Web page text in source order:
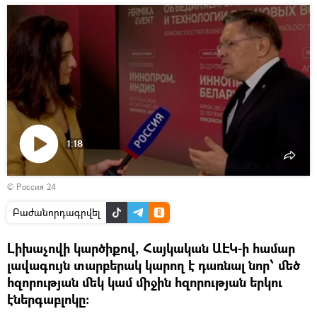
Դիտել
տեսանյութը
1:18
© Россия 24
Բաժանորդագրվել
Լիխաչովի կարծիքով, Հայկական ԱԷԿ-ի համար
լավագույն տարբերակ կարող է դառնալ նոր՝ մեծ
հզորության մեկ կամ միջին հզորության երկու
էներգաբլոկը: